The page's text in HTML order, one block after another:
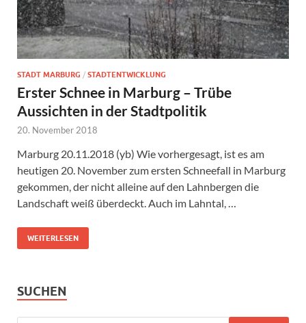
STADT MARBURG / STADTENTWICKLUNG
Erster Schnee in Marburg – Trübe
Aussichten in der Stadtpolitik
20. November 2018
Marburg 20.11.2018 (yb) Wie vorhergesagt, ist es am
heutigen 20. November zum ersten Schneefall in Marburg
gekommen, der nicht alleine auf den Lahnbergen die
Landschaft weiß überdeckt. Auch im Lahntal, …
WEITERLESEN
SUCHEN